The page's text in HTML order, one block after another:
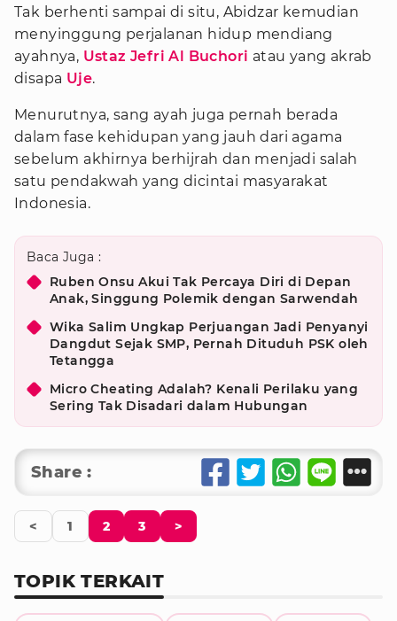
Tak berhenti sampai di situ, Abidzar kemudian
menyinggung perjalanan hidup mendiang
ayahnya, Ustaz Jefri Al Buchori atau yang akrab
disapa Uje.
Menurutnya, sang ayah juga pernah berada
dalam fase kehidupan yang jauh dari agama
sebelum akhirnya berhijrah dan menjadi salah
satu pendakwah yang dicintai masyarakat
Indonesia.
Baca Juga :
Ruben Onsu Akui Tak Percaya Diri di Depan
Anak, Singgung Polemik dengan Sarwendah
Wika Salim Ungkap Perjuangan Jadi Penyanyi
Dangdut Sejak SMP, Pernah Dituduh PSK oleh
Tetangga
Micro Cheating Adalah? Kenali Perilaku yang
Sering Tak Disadari dalam Hubungan
Share :
< 1 2 3 >
TOPIK TERKAIT